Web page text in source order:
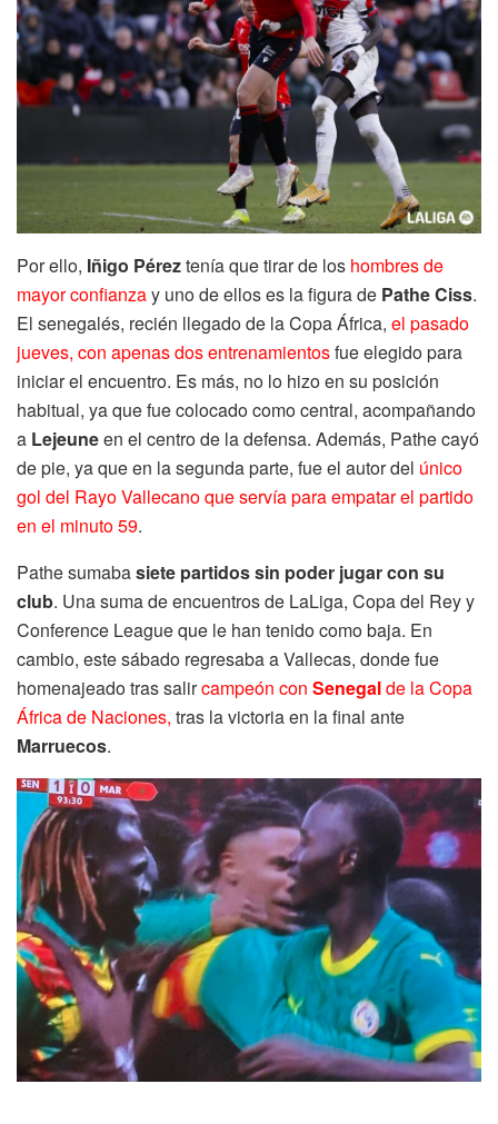
Por ello, Iñigo Péreztenía que tirar de los hombres de
mayor confianzay uno de ellos es la figura de Pathe Ciss.
El senegalés, recién llegado de la Copa África, el pasado
jueves, con apenas dos entrenamientosfue elegido para
iniciar el encuentro. Es más, no lo hizo en su posición
habitual, ya que fue colocado como central, acompañando
a Lejeuneen el centro de la defensa. Además, Pathe cayó
de pie, ya que en la segunda parte, fue el autor del único
gol del Rayo Vallecano que servía para empatar el partido
en el minuto 59.
Pathe sumabasiete partidos sin poder jugar con su
club. Una suma de encuentros de LaLiga, Copa del Rey y
Conference League que le han tenido como baja. En
cambio, este sábado regresaba a Vallecas, donde fue
homenajeado tras salircampeón con Senegalde la Copa
África de Naciones, tras la victoria en la final ante
Marruecos.